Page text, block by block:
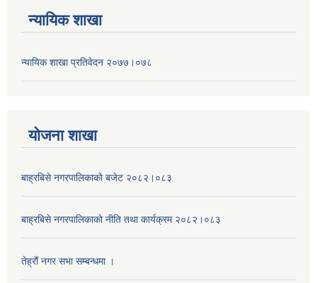
न्यायिक शाखा
न्यायिक शाखा प्रतिवेदन २०७७।०७८
याेजना शाखा
बाह्रबिसे नगरपालिकाको बजेट २०८२।०८३
बाह्रबिसे नगरपालिकाको नीति तथा कार्यक्रम २०८२।०८३
तेह्रौं नगर सभा सम्बन्धमा ।